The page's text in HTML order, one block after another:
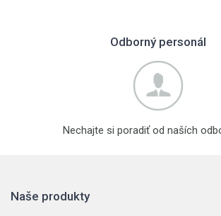
Odborný personál
Nechajte si poradiť od naších
Naše produkty